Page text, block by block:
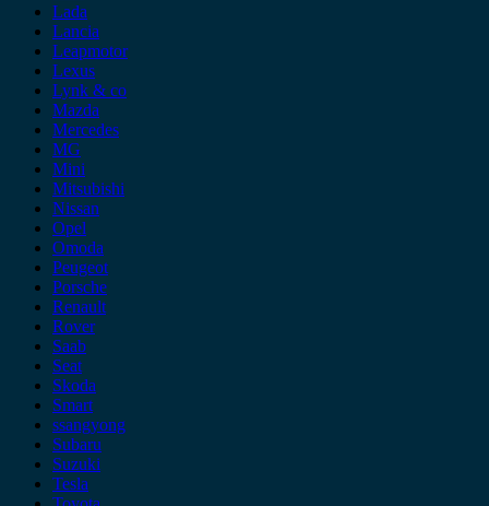
Lada
Lancia
Leapmotor
Lexus
Lynk & co
Mazda
Mercedes
MG
Mini
Mitsubishi
Nissan
Opel
Omoda
Peugeot
Porsche
Renault
Rover
Saab
Seat
Skoda
Smart
ssangyong
Subaru
Suzuki
Tesla